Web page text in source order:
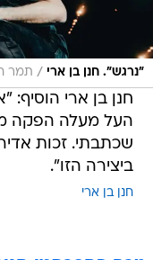
"נרגש". חנן בן ארי / תמר
חנן בן ארי הוסיף:
העל מעלה הפקה
שכתבתי. זכות
ביצירה הזו".
חנן בן ארי